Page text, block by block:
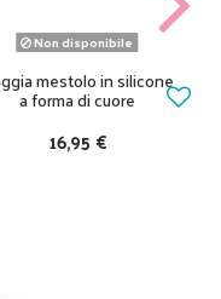
Non disponibile
mestolo in silicone
a forma di cuore
16,95 €